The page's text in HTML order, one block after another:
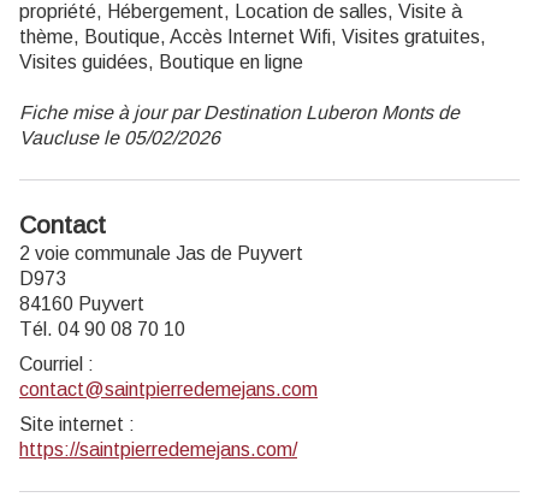
propriété, Hébergement, Location de salles, Visite à
thème, Boutique, Accès Internet Wifi, Visites gratuites,
Visites guidées, Boutique en ligne
Fiche mise à jour par Destination Luberon Monts de
Vaucluse le 05/02/2026
Contact
2 voie communale Jas de Puyvert
D973
84160 Puyvert
Tél. 04 90 08 70 10
Courriel :
contact@saintpierredemejans.com
Site internet :
https://saintpierredemejans.com/